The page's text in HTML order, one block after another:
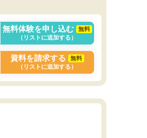
無料体験を申し込む
無料
（リストに追加する）
資料を請求する
無料
（リストに追加する）